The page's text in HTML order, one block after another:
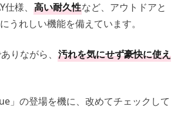
様、 高い耐久性など、アウトドアと
うれしい機能を備えています。
りながら、 汚れを気にせず豪快に使え
」の登場を機に、改めてチェックして